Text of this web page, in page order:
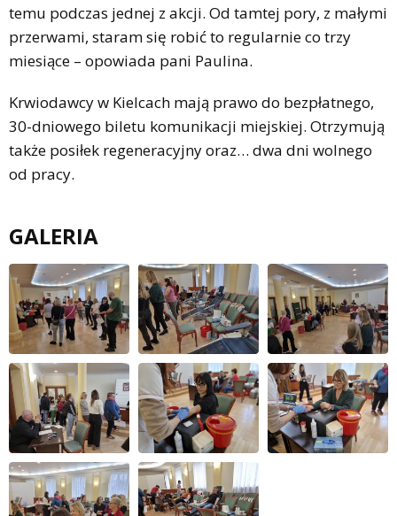
temu podczas jednej z akcji. Od tamtej pory, z małymi
przerwami, staram się robić to regularnie co trzy
miesiące – opowiada pani Paulina.
Krwiodawcy w Kielcach mają prawo do bezpłatnego,
30-dniowego biletu komunikacji miejskiej. Otrzymują
także posiłek regeneracyjny oraz… dwa dni wolnego
od pracy.
GALERIA